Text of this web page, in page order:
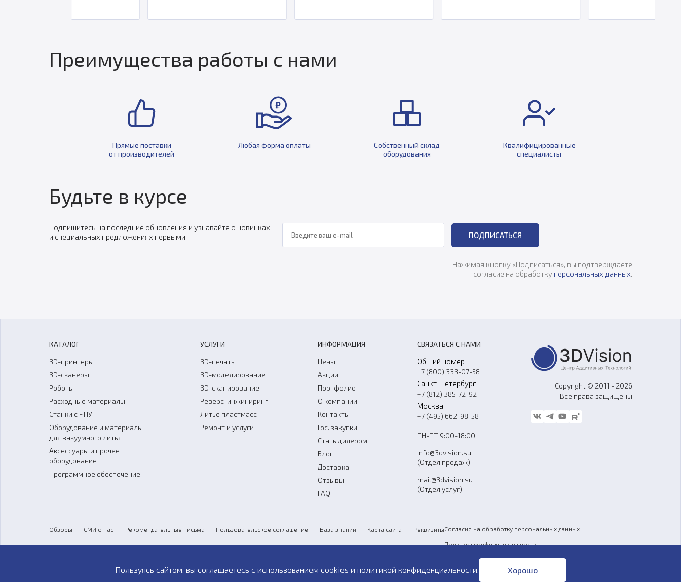
Преимущества работы с нами
Прямые поставки
от производителей
Любая форма оплаты
Собственный склад
оборудования
Квалифицированные
специалисты
Будьте в курсе
Подпишитесь на последние обновления и узнавайте о новинках
и специальных предложениях первыми
ПОДПИСАТЬСЯ
Нажимая кнопку «Подписаться», вы подтверждаете
согласие на обработку персональных данных.
КАТАЛОГ
3D-принтеры
3D-сканеры
Роботы
Расходные материалы
Станки с ЧПУ
Оборудование и материалы
для вакуумного литья
Аксессуары и прочее
оборудование
Программное обеспечение
УСЛУГИ
3D-печать
3D-моделирование
3D-сканирование
Реверс-инжиниринг
Литье пластмасс
Ремонт и услуги
ИНФОРМАЦИЯ
Цены
Акции
Портфолио
О компании
Контакты
Гос. закупки
Стать дилером
Блог
Доставка
Отзывы
FAQ
СВЯЗАТЬСЯ С НАМИ
Общий номер
+7 (800) 333-07-58
Санкт-Петербург
+7 (812) 385-72-92
Москва
+7 (495) 662-98-58
ПН-ПТ 9:00-18:00
info@3dvision.su
(Отдел продаж)
mail@3dvision.su
(Отдел услуг)
Copyright © 2011 - 2026
Все права защищены
Обзоры СМИ о нас Рекомендательные письма Пользовательское соглашение База знаний Карта сайта РеквизитыСогласие на обработку персональных данных
Политика конфиденциальности
Публичная оферта
Пользуясь сайтом, вы соглашаетесь с использованием cookies и политикой конфиденциальности. Хорошо